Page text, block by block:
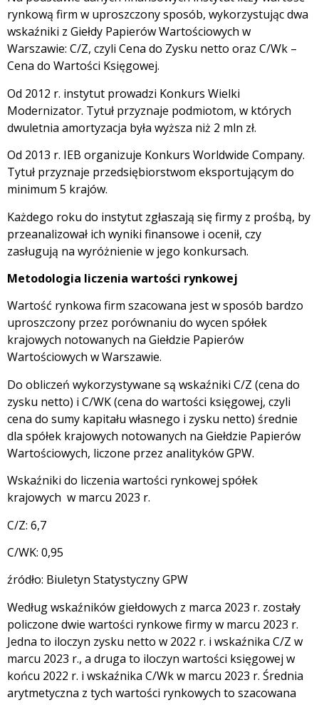
rynkową firm w uproszczony sposób, wykorzystując dwa
wskaźniki z Giełdy Papierów Wartościowych w
Warszawie: C/Z, czyli Cena do Zysku netto oraz C/Wk –
Cena do Wartości Księgowej.
Od 2012 r. instytut prowadzi Konkurs Wielki
Modernizator. Tytuł przyznaje podmiotom, w których
dwuletnia amortyzacja była wyższa niż 2 mln zł.
Od 2013 r. IEB organizuje Konkurs Worldwide Company.
Tytuł przyznaje przedsiębiorstwom eksportującym do
minimum 5 krajów.
Każdego roku do instytut zgłaszają się firmy z prośbą, by
przeanalizował ich wyniki finansowe i ocenił, czy
zasługują na wyróżnienie w jego konkursach.
Metodologia liczenia wartości rynkowej
Wartość rynkowa firm szacowana jest w sposób bardzo
uproszczony przez porównaniu do wycen spółek
krajowych notowanych na Giełdzie Papierów
Wartościowych w Warszawie.
Do obliczeń wykorzystywane są wskaźniki C/Z (cena do
zysku netto) i C/WK (cena do wartości księgowej, czyli
cena do sumy kapitału własnego i zysku netto) średnie
dla spółek krajowych notowanych na Giełdzie Papierów
Wartościowych, liczone przez analityków GPW.
Wskaźniki do liczenia wartości rynkowej spółek
krajowych w marcu 2023 r.
C/Z: 6,7
C/WK: 0,95
źródło: Biuletyn Statystyczny GPW
Według wskaźników giełdowych z marca 2023 r. zostały
policzone dwie wartości rynkowe firmy w marcu 2023 r.
Jedna to iloczyn zysku netto w 2022 r. i wskaźnika C/Z w
marcu 2023 r., a druga to iloczyn wartości księgowej w
końcu 2022 r. i wskaźnika C/Wk w marcu 2023 r. Średnia
arytmetyczna z tych wartości rynkowych to szacowana